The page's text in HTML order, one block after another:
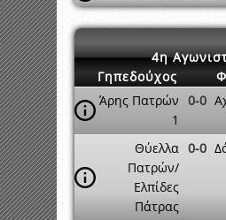
4η
Γηπεδούχος
Άρης Πατρών
1
0-0
Θύελλα
Πατρών/
Ελπίδες
Πάτρας
0-0